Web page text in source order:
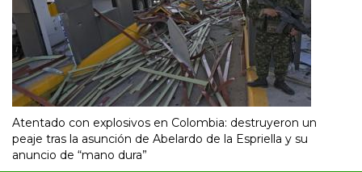
Atentado con explosivos en Colombia: destruyeron un
peaje tras la asunción de Abelardo de la Espriella y su
anuncio de “mano dura”